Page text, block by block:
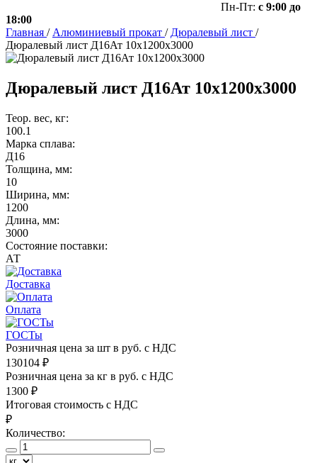
Пн-Пт: с 9:00 до
18:00
Главная / Алюминиевый прокат / Дюралевый лист /
Дюралевый лист Д16Ат 10х1200х3000
Дюралевый лист Д16Ат 10х1200х3000
Теор. вес, кг:
100.1
Марка сплава:
Д16
Толщина, мм:
10
Ширина, мм:
1200
Длина, мм:
3000
Состояние поставки:
АТ
Доставка
Оплата
ГОСТы
Розничная цена за шт в руб. с НДС
130104 ₽
Розничная цена за кг в руб. с НДС
1300 ₽
Итоговая стоимость с НДС
₽
Количество: